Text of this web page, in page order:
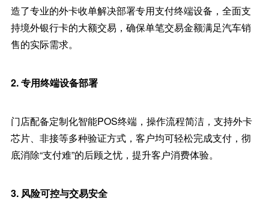
造了专业的外卡收单解决部署专用支付终端设备，全面支
持境外银行卡的大额交易，确保单笔交易金额满足汽车销
售的实际需求。
2. 专用终端设备部署
门店配备定制化智能POS终端，操作流程简洁，支持外卡
芯片、非接等多种验证方式，客户均可轻松完成支付，彻
底消除“支付难”的后顾之忧，提升客户消费体验。
3. 风险可控与交易安全